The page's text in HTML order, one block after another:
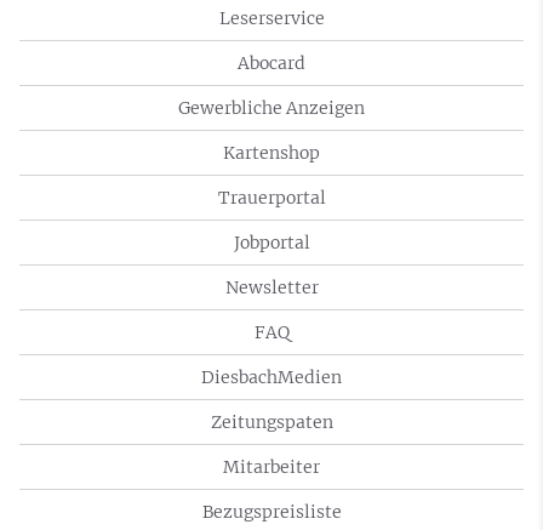
Leserservice
Abocard
Gewerbliche Anzeigen
Kartenshop
Trauerportal
Jobportal
Newsletter
FAQ
DiesbachMedien
Zeitungspaten
Mitarbeiter
Bezugspreisliste